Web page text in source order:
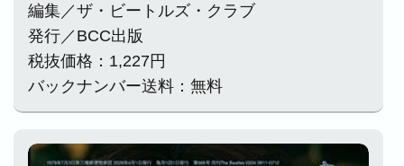
編集／ザ・ビートルズ・クラブ
発行／BCC出版
税抜価格：1,227円
バックナンバー送料：無料